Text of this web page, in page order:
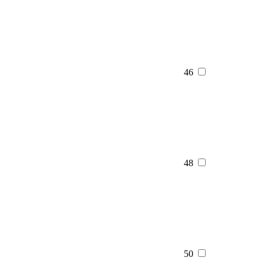
46
48
50